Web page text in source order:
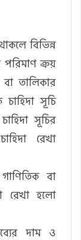
বিভিন্ন
ক্রয়
তালিকার
সূচি
সূচির
রেখা
বা
রেখা হলো
দাম ও